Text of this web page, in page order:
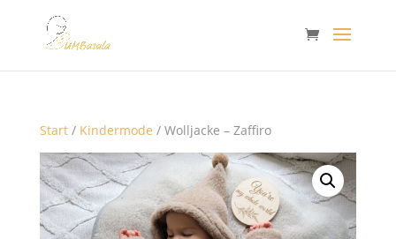
Start/ Kindermode / Wolljacke – Zaffiro